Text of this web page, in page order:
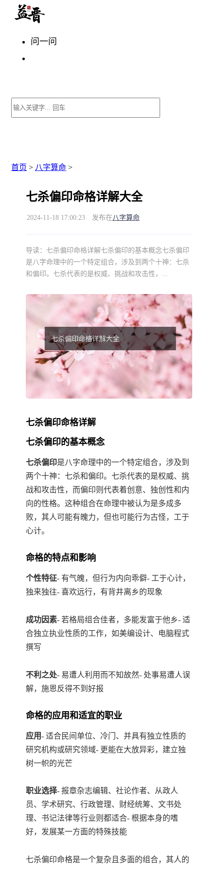
问一问
首页 > 八字算命 >
七杀偏印命格详解大全
2024-11-18 17:00:23 发布在八字算命
导读： 七杀偏印命格详解七杀偏印的基本概念七杀偏印
是八字命理中的一个特定组合，涉及到两个十神：七杀
和偏印。七杀代表的是权威、挑战和攻击性，...
七杀偏印命格详解
七杀偏印的基本概念
七杀偏印是八字命理中的一个特定组合，涉及到
两个十神：七杀和偏印。七杀代表的是权威、挑
战和攻击性，而偏印则代表着创意、独创性和内
向的性格。这种组合在命理中被认为是多成多
败，其人可能有魄力，但也可能行为古怪，工于
心计。
命格的特点和影响
个性特征- 有气魄，但行为内向乖僻- 工于心计，
独来独往- 喜欢远行，有背井离乡的现象
成功因素- 若格局组合佳者，多能发富于他乡- 适
合独立执业性质的工作，如美编设计、电脑程式
撰写
不利之处- 易遭人利用而不知故然- 处事易遭人误
解，施恩反得不到好报
命格的应用和适宜的职业
应用- 适合民间单位、冷门、并具有独立性质的
研究机构或研究领域- 更能在大放异彩，建立独
树一帜的光芒
职业选择- 报章杂志编辑、社论作者、从政人
员、学术研究、行政管理、财经统筹、文书处
理、书记法律等行业则都适合- 根据本身的嗜
好，发展某一方面的特殊技能
七杀偏印命格是一个复杂且多面的组合，其人的